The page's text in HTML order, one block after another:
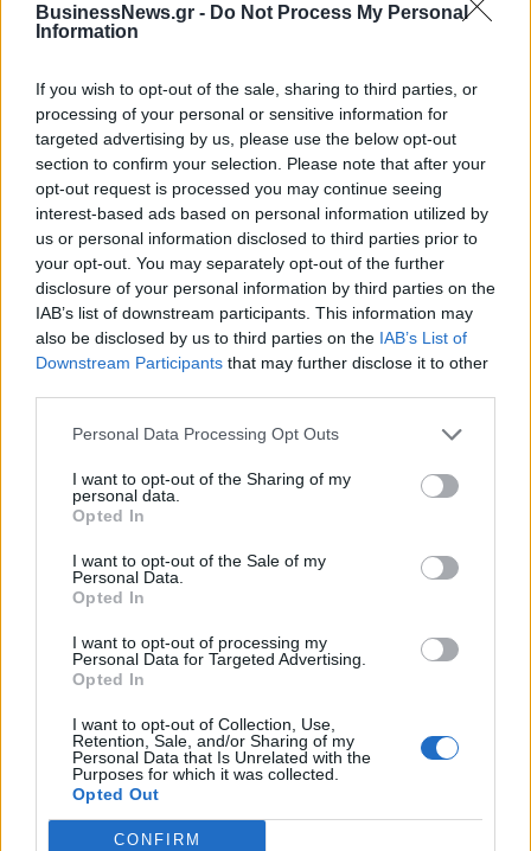
BusinessNews.gr - Do Not Process My Personal
Information
If you wish to opt-out of the sale, sharing to third parties, or
processing of your personal or sensitive information for
targeted advertising by us, please use the below opt-out
section to confirm your selection. Please note that after your
opt-out request is processed you may continue seeing
interest-based ads based on personal information utilized by
us or personal information disclosed to third parties prior to
your opt-out. You may separately opt-out of the further
disclosure of your personal information by third parties on the
IAB’s list of downstream participants. This information may
also be disclosed by us to third parties on the IAB’s List of
Downstream Participants that may further disclose it to other
Personal Data Processing Opt Outs
I want to opt-out of the Sharing of my
personal data.
Opted In
I want to opt-out of the Sale of my
Personal Data.
Opted In
I want to opt-out of processing my
Personal Data for Targeted Advertising.
Opted In
I want to opt-out of Collection, Use,
Retention, Sale, and/or Sharing of my
Personal Data that Is Unrelated with the
Purposes for which it was collected.
Opted Out
CONFIRM
Μασλαρινός: «Χάσαμε το μυαλό μας»
Εθνική Κορασίδων: Οι δηλώσεις
Fourlis: Συμφωνία για την
πώληση συμμετοχής στο Sofia
νέα στοιχήματα σε low & non alcohol
Deloitte Ελλάδος:
Χρηματοοικονομικός
σύμβουλος της ΔΕΗ για την
είσοδο στην πολωνική αγορά
Media: Με ενίσχυση 8 εκατ.
ευρώ σε 451 επιχειρήσεις
ξεκίνησε το πρόγραμμα
ΕΔΟΕΑΠ